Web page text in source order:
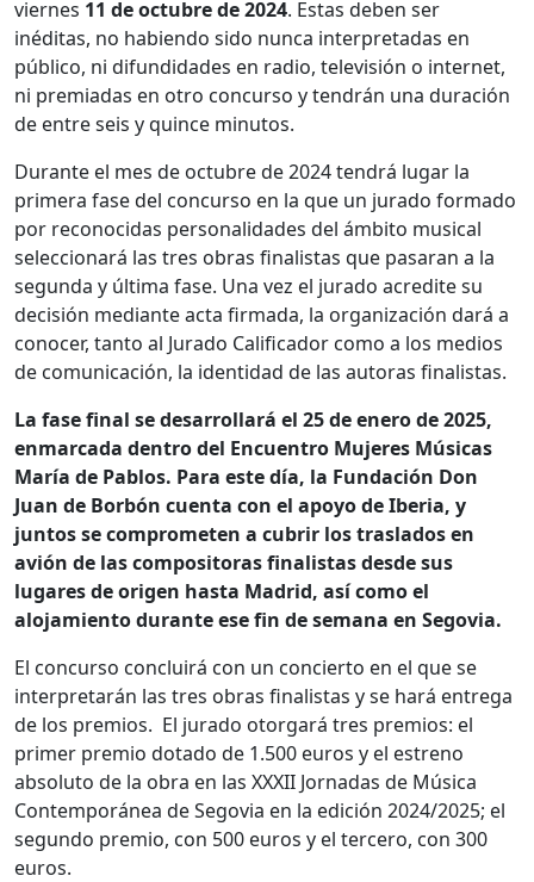
viernes 11 de octubre de 2024. Estas deben ser
inéditas, no habiendo sido nunca interpretadas en
público, ni difundidades en radio, televisión o internet,
ni premiadas en otro concurso y tendrán una duración
de entre seis y quince minutos.
Durante el mes de octubre de 2024 tendrá lugar la
primera fase del concurso en la que un jurado formado
por reconocidas personalidades del ámbito musical
seleccionará las tres obras finalistas que pasaran a la
segunda y última fase. Una vez el jurado acredite su
decisión mediante acta firmada, la organización dará a
conocer, tanto al Jurado Calificador como a los medios
de comunicación, la identidad de las autoras finalistas.
La fase final se desarrollará el 25 de enero de 2025,
enmarcada dentro del Encuentro Mujeres Músicas
María de Pablos. Para este día, la Fundación Don
Juan de Borbón cuenta con el apoyo de Iberia, y
juntos se comprometen a cubrir los traslados en
avión de las compositoras finalistas desde sus
lugares de origen hasta Madrid, así como el
alojamiento durante ese fin de semana en Segovia.
El concurso concluirá con un concierto en el que se
interpretarán las tres obras finalistas y se hará entrega
de los premios. El jurado otorgará tres premios: el
primer premio dotado de 1.500 euros y el estreno
absoluto de la obra en las XXXII Jornadas de Música
Contemporánea de Segovia en la edición 2024/2025; el
segundo premio, con 500 euros y el tercero, con 300
euros.